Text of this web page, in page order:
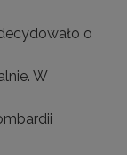
o
W